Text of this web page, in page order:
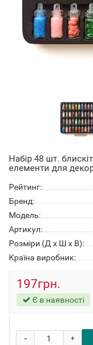
Набір 48 шт.
елементи для
Рейтинг:
Бренд:
Модель:
Артикул:
Розміри (Д x Ш x В):
Країна виробник:
197грн.
Є в наявності
+
-